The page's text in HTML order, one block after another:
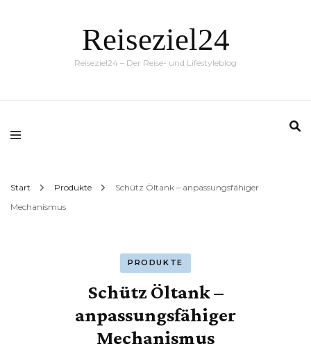
Reiseziel24
Reiseziel24 – Der Reise- und Lifestyleblog
Start Produkte
Schütz Öltank – anpassungsfähiger
Mechanismus
PRODUKTE
Schütz Öltank –
anpassungsfähiger
Mechanismus